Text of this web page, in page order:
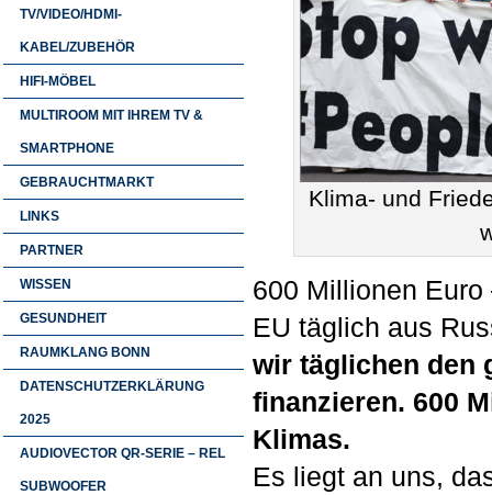
TV/VIDEO/HDMI-
KABEL/ZUBEHÖR
HIFI-MÖBEL
MULTIROOM MIT IHREM TV &
SMARTPHONE
GEBRAUCHTMARKT
LINKS
PARTNER
WISSEN
GESUNDHEIT
RAUMKLANG BONN
DATENSCHUTZERKLÄRUNG
2025
AUDIOVECTOR QR-SERIE – REL
SUBWOOFER
Klima- und
600 Millionen
EU täglich aus
wir täglichen den
finanzieren. 600
Klimas.
Es liegt an uns,